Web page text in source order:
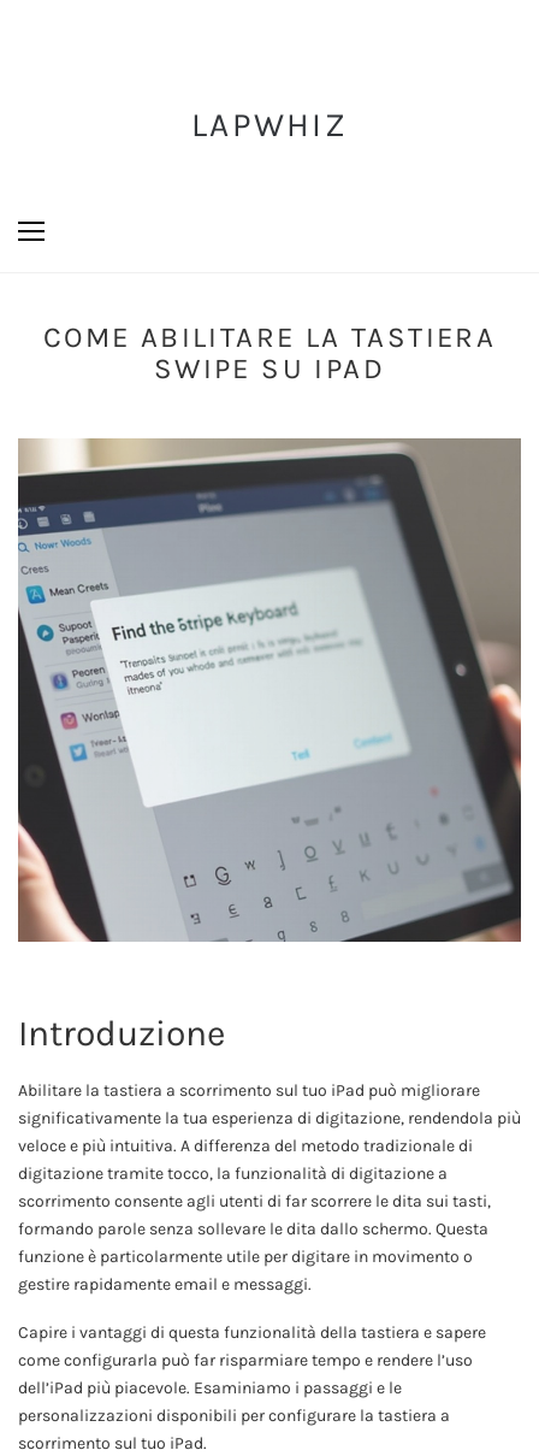
LAPWHIZ
COME ABILITARE LA TASTIERA
SWIPE SU IPAD
Introduzione
Abilitare la tastiera a scorrimento sul tuo iPad può migliorare
significativamente la tua esperienza di digitazione, rendendola più
veloce e più intuitiva. A differenza del metodo tradizionale di
digitazione tramite tocco, la funzionalità di digitazione a
scorrimento consente agli utenti di far scorrere le dita sui tasti,
formando parole senza sollevare le dita dallo schermo. Questa
funzione è particolarmente utile per digitare in movimento o
gestire rapidamente email e messaggi.
Capire i vantaggi di questa funzionalità della tastiera e sapere
come configurarla può far risparmiare tempo e rendere l’uso
dell’iPad più piacevole. Esaminiamo i passaggi e le
personalizzazioni disponibili per configurare la tastiera a
scorrimento sul tuo iPad.